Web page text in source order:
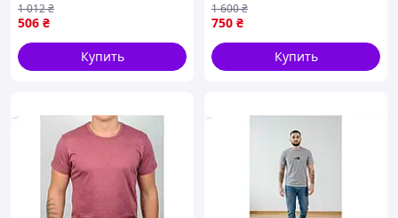
OSM
506 ₴
1 012₴
Купить
750 ₴
1 600₴
Купить